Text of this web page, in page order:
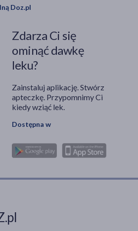
Doz.pl
Zdarza Ci się
ominąć dawkę
leku?
Zainstaluj aplikację. Stwórz
apteczkę. Przypomnimy Ci
kiedy wziąć lek.
Dostępna w